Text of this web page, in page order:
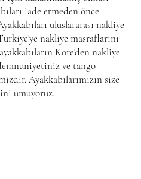
iade etmeden önce
uluslararası nakliye
nakliye masraflarını
Kore'den nakliye
ve tango
Ayakkabılarımızın size
umuyoruz.